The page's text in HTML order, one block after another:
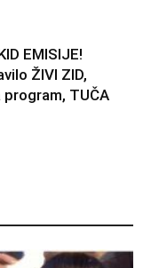
EMISIJE!
ŽIVI ZID,
TUČA